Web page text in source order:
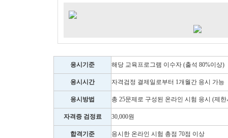
응시기준 해당 교육프로그램 이수자 (출석 80%이상)
응시시간 자격검정 결제일로부터 1개월간 응시 가능
응시방법 총 25문제로 구성된 온라인 시험 응시 (제한
자격증 검정료 30,000원
합격기준 응시한 온라인 시험 총점 70점 이상